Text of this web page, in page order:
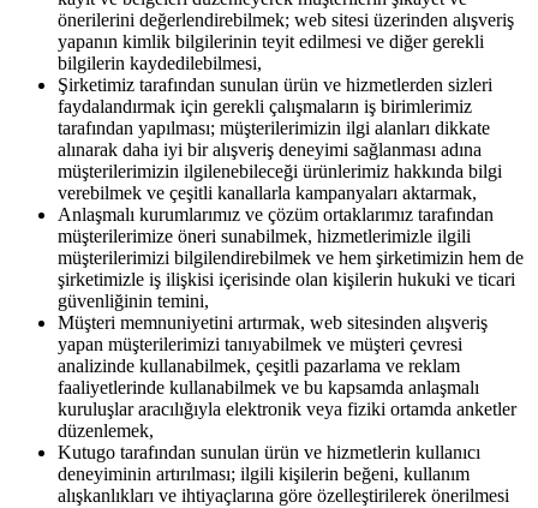
önerilerini değerlendirebilmek; web sitesi üzerinden alışveriş
yapanın kimlik bilgilerinin teyit edilmesi ve diğer gerekli
bilgilerin kaydedilebilmesi,
Şirketimiz tarafından sunulan ürün ve hizmetlerden sizleri
faydalandırmak için gerekli çalışmaların iş birimlerimiz
tarafından yapılması; müşterilerimizin ilgi alanları dikkate
alınarak daha iyi bir alışveriş deneyimi sağlanması adına
müşterilerimizin ilgilenebileceği ürünlerimiz hakkında bilgi
verebilmek ve çeşitli kanallarla kampanyaları aktarmak,
Anlaşmalı kurumlarımız ve çözüm ortaklarımız tarafından
müşterilerimize öneri sunabilmek, hizmetlerimizle ilgili
müşterilerimizi bilgilendirebilmek ve hem şirketimizin hem de
şirketimizle iş ilişkisi içerisinde olan kişilerin hukuki ve ticari
güvenliğinin temini,
Müşteri memnuniyetini artırmak, web sitesinden alışveriş
yapan müşterilerimizi tanıyabilmek ve müşteri çevresi
analizinde kullanabilmek, çeşitli pazarlama ve reklam
faaliyetlerinde kullanabilmek ve bu kapsamda anlaşmalı
kuruluşlar aracılığıyla elektronik veya fiziki ortamda anketler
düzenlemek,
Kutugo tarafından sunulan ürün ve hizmetlerin kullanıcı
deneyiminin artırılması; ilgili kişilerin beğeni, kullanım
alışkanlıkları ve ihtiyaçlarına göre özelleştirilerek önerilmesi